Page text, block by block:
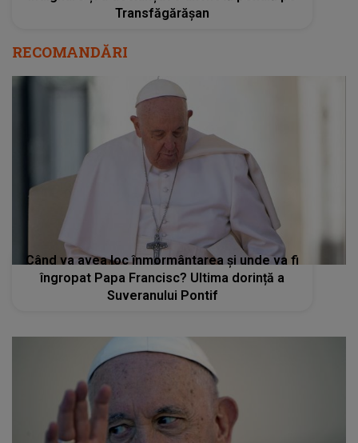
Transfăgărășan
RECOMANDĂRI
Când va avea loc înmormântarea și unde va fi
îngropat Papa Francisc? Ultima dorință a
Suveranului Pontif